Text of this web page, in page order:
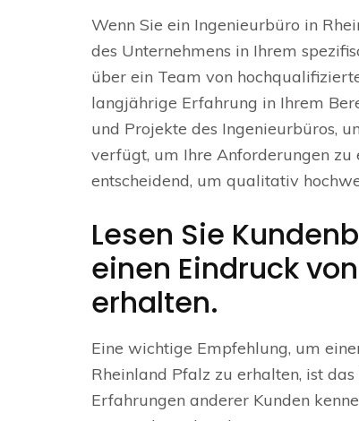
Wenn Sie ein Ingenieurbüro in
des Unternehmens in Ihrem
über ein Team von
langjährige Erfahrung in Ihrem
und Projekte des Ingenieurbüros,
verfügt, um Ihre Anforderungen
entscheidend, um qualitativ
Lesen Sie
einen Eindruck
erhalten.
Eine wichtige Empfehlung, um
Rheinland Pfalz zu erhalten, ist
Erfahrungen anderer Kunden